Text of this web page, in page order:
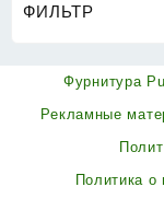
ФИЛЬТР
Фурнитура
Рекламные
Политика